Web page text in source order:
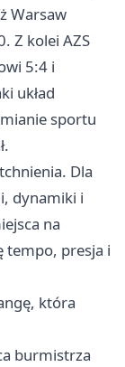
Warsaw
Z kolei AZS
5:4 i
układ
sportu
Dla
dynamiki i
na
tempo, presja i
która
burmistrza